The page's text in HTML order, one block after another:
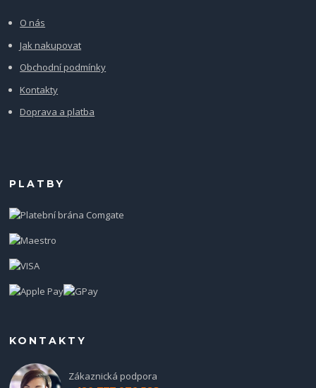
O nás
Jak nakupovat
Obchodní podmínky
Kontakty
Doprava a platba
PLATBY
KONTAKTY
Zákaznická podpora